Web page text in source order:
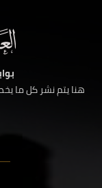
هنا يتم نشر كل ما